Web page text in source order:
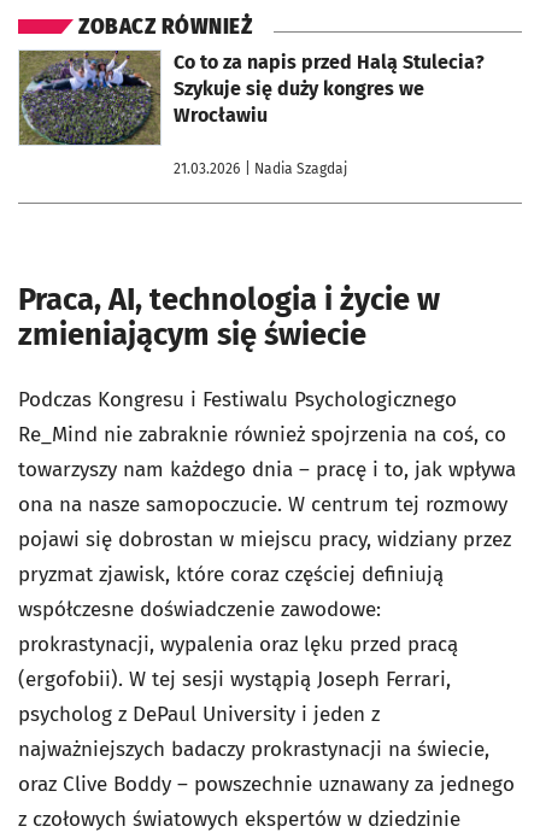
ZOBACZ RÓWNIEŻ
Co to za napis przed Halą Stulecia?
Szykuje się duży kongres we
Wrocławiu
21.03.2026 | Nadia Szagdaj
otworzy się w nowej karcie
Praca, AI, technologia i życie w
zmieniającym się świecie
Podczas Kongresu i Festiwalu Psychologicznego
Re_Mind nie zabraknie również spojrzenia na coś, co
towarzyszy nam każdego dnia – pracę i to, jak wpływa
ona na nasze samopoczucie. W centrum tej rozmowy
pojawi się dobrostan w miejscu pracy, widziany przez
pryzmat zjawisk, które coraz częściej definiują
współczesne doświadczenie zawodowe:
prokrastynacji, wypalenia oraz lęku przed pracą
(ergofobii). W tej sesji wystąpią Joseph Ferrari,
psycholog z DePaul University i jeden z
najważniejszych badaczy prokrastynacji na świecie,
oraz Clive Boddy – powszechnie uznawany za jednego
z czołowych światowych ekspertów w dziedzinie